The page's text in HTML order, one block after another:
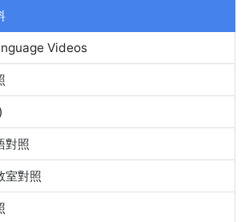
Videos
對照
室對照